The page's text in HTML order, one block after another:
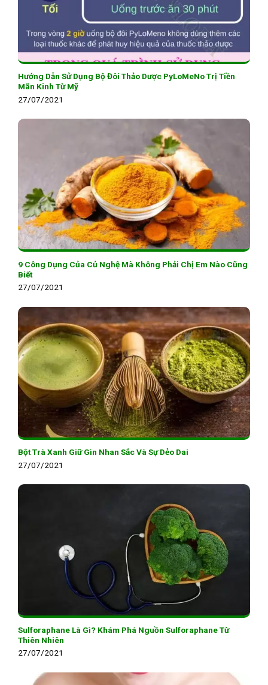
Hướng Dẫn Sử Dụng Bộ Đôi Thảo Dược PyLoMeNo Trị Tiền
Mãn Kinh Từ Mỹ
27/07/2021
9 Công Dụng Của Củ Nghệ Mà Không Phải Chị Em Nào Cũng
Biết
27/07/2021
Bột Trà Xanh Giữ Gìn Nhan Sắc Và Sự Dẻo Dai
27/07/2021
Sulforaphane Là Gì? Khám Phá Nguồn Sulforaphane Từ
Thiên Nhiên
27/07/2021